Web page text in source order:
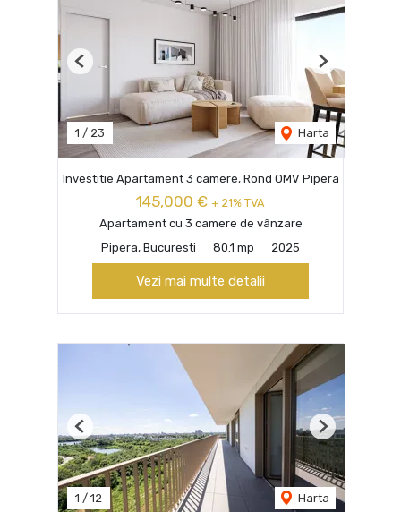
1 / 23 Harta
Previous Next
Investitie Apartament 3 camere, Rond OMV Pipera
145,000 € + 21% TVA
Apartament cu 3 camere de vânzare
Pipera, Bucuresti
80.1 mp 2025
Vezi mai multe detalii
1 / 12 Harta
Previous Next